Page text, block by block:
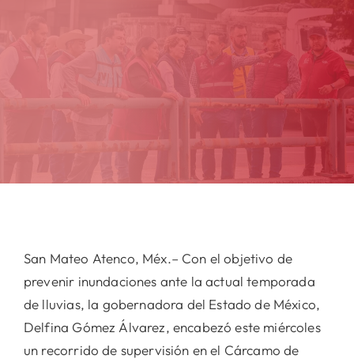
San Mateo Atenco, Méx.– Con el objetivo de
prevenir inundaciones ante la actual temporada
de lluvias, la gobernadora del Estado de México,
Delfina Gómez Álvarez, encabezó este miércoles
un recorrido de supervisión en el Cárcamo de